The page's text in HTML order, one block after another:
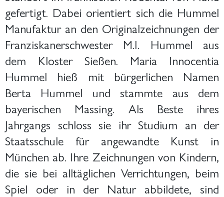
gefertigt. Dabei orientiert sich die Hummel
Manufaktur an den Originalzeichnungen der
Franziskanerschwester M.I. Hummel aus
dem Kloster Sießen. Maria Innocentia
Hummel hieß mit bürgerlichen Namen
Berta Hummel und stammte aus dem
bayerischen Massing. Als Beste ihres
Jahrgangs schloss sie ihr Studium an der
Staatsschule für angewandte Kunst in
München ab. Ihre Zeichnungen von Kindern,
die sie bei alltäglichen Verrichtungen, beim
Spiel oder in der Natur abbildete, sind